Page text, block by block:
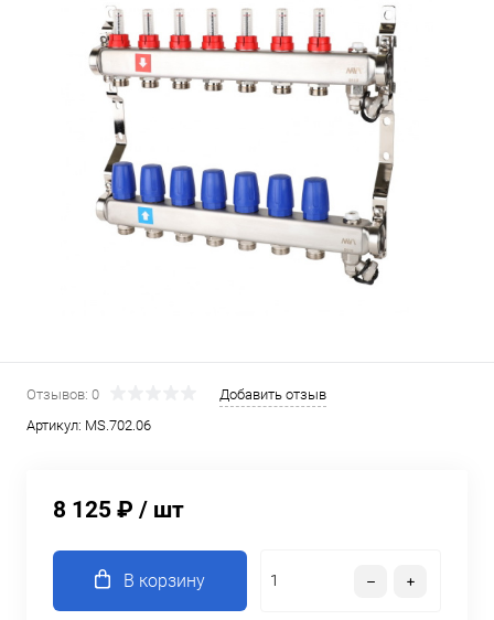
Отзывов: 0
Добавить отзыв
Артикул: MS.702.06
8 125 ₽ / шт
В корзину